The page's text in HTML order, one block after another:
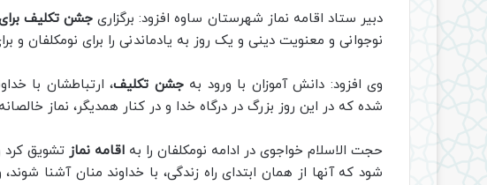
دبیر ستاد اقامه نماز شهرستان ساوه افزود: برگزاری جشن تکلیف
نوجوانی و معنویت دینی و یک روز به یادماندنی را برای نومکلفان و
وی افزود: دانش آموزان با ورود بهجشن تکلیف، ارتباطشان با
شده که در این روز بزرگ در درگاه خدا و در کنار همدیگر، نماز
حجت الاسلام خواجوی در ادامه نومکلفان را به اقامه نماز تشویق کرد
شود که آنها از همان ابتدای راه زندگی، با خداوند منان آشنا